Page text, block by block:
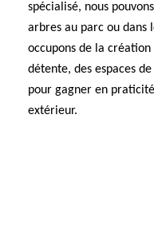
spécialisé, nous
arbres au parc ou dans
occupons de la
détente, des espaces
pour gagner en
extérieur.